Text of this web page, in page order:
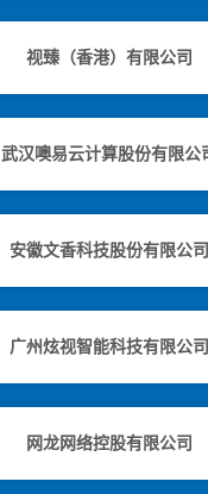
视臻（香港）有限公司
武汉噢易云计算股份有限公
安徽文香科技股份有限公司
广州炫视智能科技有限公司
网龙网络控股有限公司